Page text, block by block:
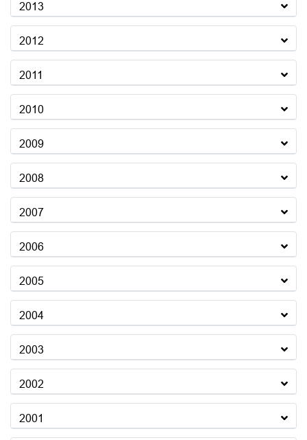
2013
2012
2011
2010
2009
2008
2007
2006
2005
2004
2003
2002
2001